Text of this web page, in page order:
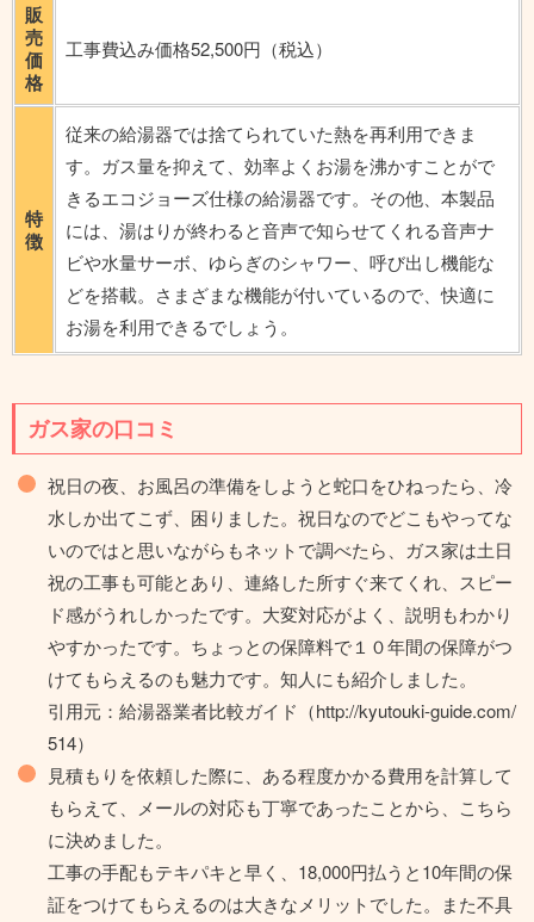
販
売
価
格
工事費込み価格52,500円（税込）
特
徴
従来の給湯器では捨てられていた熱を再利用できま
す。ガス量を抑えて、効率よくお湯を沸かすことがで
きるエコジョーズ仕様の給湯器です。その他、本製品
には、湯はりが終わると音声で知らせてくれる音声ナ
ビや水量サーボ、ゆらぎのシャワー、呼び出し機能な
どを搭載。さまざまな機能が付いているので、快適に
お湯を利用できるでしょう。
ガス家の口コミ
祝日の夜、お風呂の準備をしようと蛇口をひねったら、冷
水しか出てこず、困りました。祝日なのでどこもやってな
いのではと思いながらもネットで調べたら、ガス家は土日
祝の工事も可能とあり、連絡した所すぐ来てくれ、スピー
ド感がうれしかったです。大変対応がよく、説明もわかり
やすかったです。ちょっとの保障料で１０年間の保障がつ
けてもらえるのも魅力です。知人にも紹介しました。
引用元：給湯器業者比較ガイド（http://kyutouki-guide.com/
514）
見積もりを依頼した際に、ある程度かかる費用を計算して
もらえて、メールの対応も丁寧であったことから、こちら
に決めました。
工事の手配もテキパキと早く、18,000円払うと10年間の保
証をつけてもらえるのは大きなメリットでした。また不具